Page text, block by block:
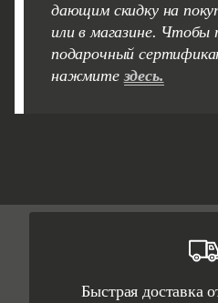
дающим скидку на
или в магазине. Чтобы
подарочный
нажмитездесь.
Быстрая доставка от 1 до 3 дней по